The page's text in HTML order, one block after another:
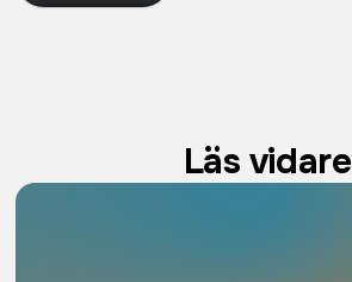
Läs vidare